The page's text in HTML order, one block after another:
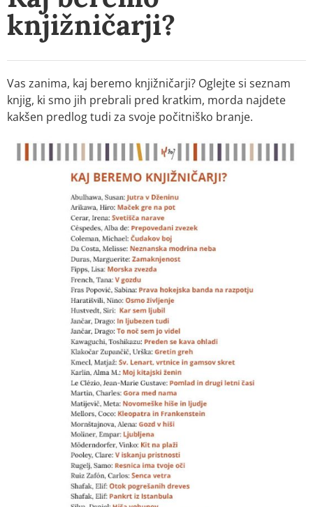
knjižničarji?
Vas zanima, kaj beremo knjižničarji? Oglejte si seznam
knjig, ki smo jih prebrali pred kratkim, morda najdete
kakšen predlog tudi za svoje počitniško branje.